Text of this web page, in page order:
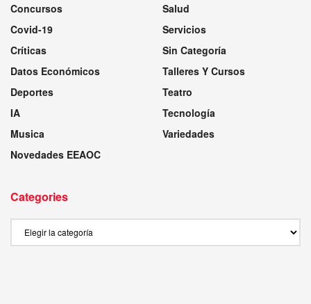
Concursos
Covid-19
Críticas
Datos Económicos
Deportes
IA
Musica
Novedades EEAOC
Salud
Servicios
Sin Categoría
Talleres Y Cursos
Teatro
Tecnología
Variedades
Categories